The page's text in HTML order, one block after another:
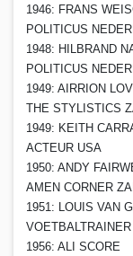
1946: FRANS
POLITICUS
1948: HILBRAND
POLITICUS
1949: AIRRION
THE STYLISTICS
1949: KEITH
ACTEUR USA
1950: ANDY
AMEN CORNER
1951: LOUIS VAN
1956: ALI SCORE